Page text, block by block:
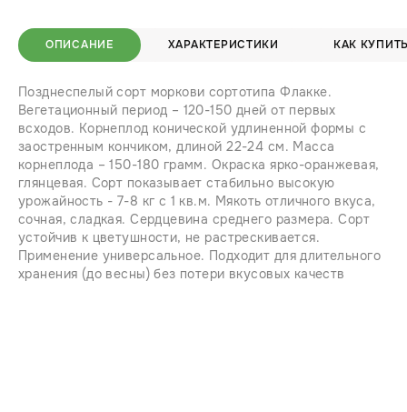
ОПИСАНИЕ ХАРАКТЕРИСТИКИ КАК
Позднеспелый сорт моркови сортотипа Флакке.
Вегетационный период – 120-150 дней от первых
всходов. Корнеплод конической удлиненной формы с
заостренным кончиком, длиной 22-24 см. Масса
корнеплода – 150-180 грамм. Окраска ярко-оранжевая,
глянцевая. Сорт показывает стабильно высокую
урожайность - 7-8 кг с 1 кв.м. Мякоть отличного вкуса,
сочная, сладкая. Сердцевина среднего размера. Сорт
устойчив к цветушности, не растрескивается.
Применение универсальное. Подходит для длительного
хранения (до весны) без потери вкусовых качеств